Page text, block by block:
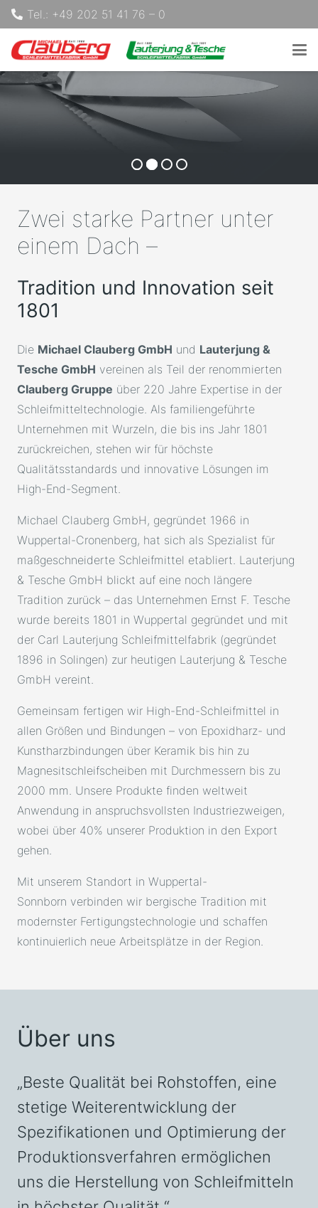
Tel.: +49 202 51 41 76 – 0
Zwei starke Partner unter
einem Dach –
Tradition und Innovation seit
1801
Die Michael Clauberg GmbH und Lauterjung &
Tesche GmbH vereinen als Teil der renommierten
Clauberg Gruppe über 220 Jahre Expertise in der
Schleifmitteltechnologie. Als familiengeführte
Unternehmen mit Wurzeln, die bis ins Jahr 1801
zurückreichen, stehen wir für höchste
Qualitätsstandards und innovative Lösungen im
High-End-Segment.
Michael Clauberg GmbH, gegründet 1966 in
Wuppertal-Cronenberg, hat sich als Spezialist für
maßgeschneiderte Schleifmittel etabliert. Lauterjung
& Tesche GmbH blickt auf eine noch längere
Tradition zurück – das Unternehmen Ernst F. Tesche
wurde bereits 1801 in Wuppertal gegründet und mit
der Carl Lauterjung Schleifmittelfabrik (gegründet
1896 in Solingen) zur heutigen Lauterjung & Tesche
GmbH vereint.
Gemeinsam fertigen wir High-End-Schleifmittel in
allen Größen und Bindungen – von Epoxidharz- und
Kunstharzbindungen über Keramik bis hin zu
Magnesitschleifscheiben mit Durchmessern bis zu
2000 mm. Unsere Produkte finden weltweit
Anwendung in anspruchsvollsten Industriezweigen,
wobei über 40% unserer Produktion in den Export
gehen.
Mit unserem Standort in Wuppertal-
Sonnborn verbinden wir bergische Tradition mit
modernster Fertigungstechnologie und schaffen
kontinuierlich neue Arbeitsplätze in der Region.
Über uns
„Beste Qualität bei Rohstoffen, eine
stetige Weiterentwicklung der
Spezifikationen und Optimierung der
Produktionsverfahren ermöglichen
uns die Herstellung von Schleifmitteln